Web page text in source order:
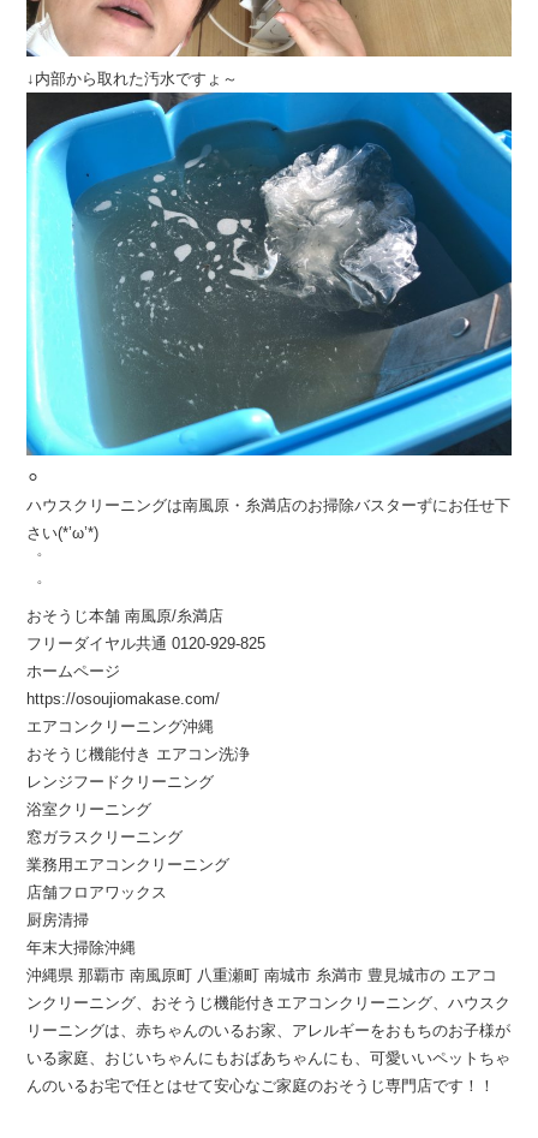
↓内部から取れた汚水ですょ～
⚪︎
ハウスクリーニングは南風原・糸満店のお掃除バスターずにお任せ下
さい(*’ω’*)
゜
゜
おそうじ本舗 南風原/糸満店
フリーダイヤル共通 0120-929-825
ホームページ
https://osoujiomakase.com/
エアコンクリーニング沖縄
おそうじ機能付き エアコン洗浄
レンジフードクリーニング
浴室クリーニング
窓ガラスクリーニング
業務用エアコンクリーニング
店舗フロアワックス
厨房清掃
年末大掃除沖縄
沖縄県 那覇市 南風原町 八重瀬町 南城市 糸満市 豊見城市の エアコ
ンクリーニング、おそうじ機能付きエアコンクリーニング、ハウスク
リーニングは、赤ちゃんのいるお家、アレルギーをおもちのお子様が
いる家庭、おじいちゃんにもおばあちゃんにも、可愛いいペットちゃ
んのいるお宅で任とはせて安心なご家庭のおそうじ専門店です！！